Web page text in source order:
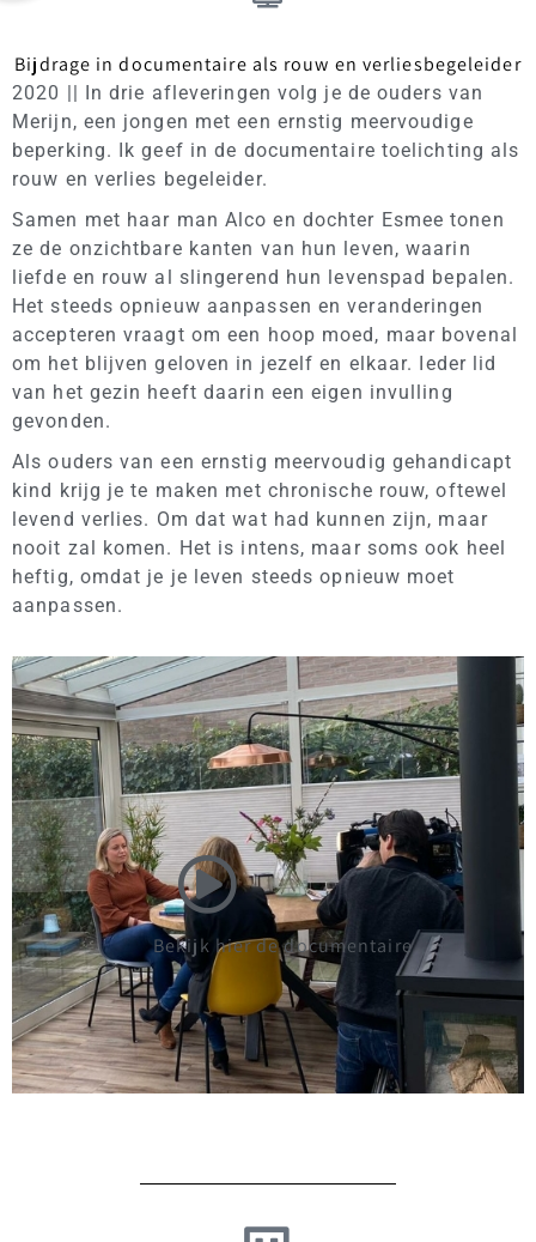
Bijdrage in documentaire als rouw en verliesbegeleider
2020 || In drie afleveringen volg je de ouders van
Merijn, een jongen met een ernstig meervoudige
beperking. Ik geef in de documentaire toelichting als
rouw en verlies begeleider.
Samen met haar man Alco en dochter Esmee tonen
ze de onzichtbare kanten van hun leven, waarin
liefde en rouw al slingerend hun levenspad bepalen.
Het steeds opnieuw aanpassen en veranderingen
accepteren vraagt om een hoop moed, maar bovenal
om het blijven geloven in jezelf en elkaar. Ieder lid
van het gezin heeft daarin een eigen invulling
gevonden.
Als ouders van een ernstig meervoudig gehandicapt
kind krijg je te maken met chronische rouw, oftewel
levend verlies. Om dat wat had kunnen zijn, maar
nooit zal komen. Het is intens, maar soms ook heel
heftig, omdat je je leven steeds opnieuw moet
aanpassen.
Bekijk hier de documentaire